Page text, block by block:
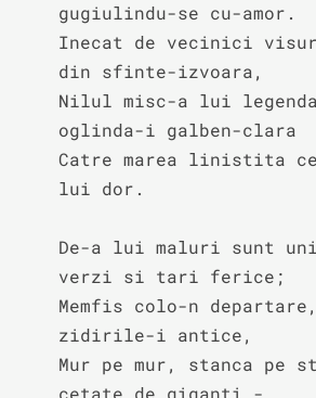
gugiulindu-se cu-amor.
Inecat de vecinici
din sfinte-izvoara,
Nilul misc-a lui
oglinda-i galben-clara
Catre marea linistita
lui dor.
De-a lui maluri sunt
verzi si tari ferice;
Memfis colo-n
zidirile-i antice,
Mur pe mur, stanca pe
cetate de giganti -